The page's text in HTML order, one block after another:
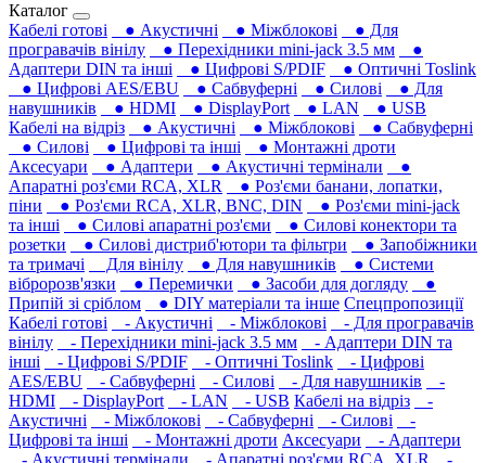
Каталог
Кабелі готові
● Акустичні ● Міжблокові
● Для
програвачів вінілу
● Перехідники mini-jack 3.5 мм
●
Адаптери DIN та інші
● Цифрові S/PDIF
● Оптичні Toslink
● Цифрові AES/EBU
● Сабвуферні ● Силові
● Для
навушників‎
● HDMI ● DisplayPort ● LAN
● USB
Кабелі на відріз
● Акустичні ● Міжблокові
● Сабвуферні
● Силові
● Цифрові та інші
● Монтажні дроти
Аксесуари
● Адаптери ● Акустичні термінали
●
Апаратні роз'єми RCA, XLR
● Роз'єми банани, лопатки,
піни
● Роз'єми RCA, XLR, BNC, DIN
● Роз'єми mini-jack
та інші
● Силові апаратні роз'єми
● Силові конектори та
розетки
● Силові дистриб'ютори та фільтри
● Запобіжники
та тримачі
Для вінілу ● Для навушників‎
● Системи
вібророзв'язки
● Перемички ● Засоби для догляду
●
Припій зі сріблом
● DIY матеріали та інше Спецпропозиції
Кабелі готові
- Акустичні - Міжблокові
- Для програвачів
вінілу
- Перехідники mini-jack 3.5 мм
- Адаптери DIN та
інші
- Цифрові S/PDIF - Оптичні Toslink
- Цифрові
AES/EBU
- Сабвуферні - Силові - Для навушників‎
-
HDMI
- DisplayPort - LAN - USB Кабелі на відріз
-
Акустичні
- Міжблокові - Сабвуферні - Силові
-
Цифрові та інші
- Монтажні дроти Аксесуари
- Адаптери